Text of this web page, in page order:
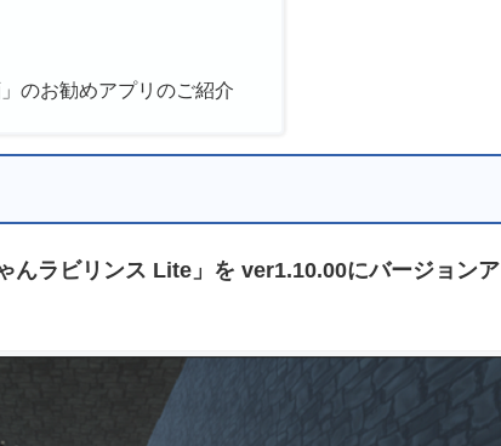
」のお勧めアプリのご紹介
んラビリンス Lite」を ver1.10.00にバージョンア